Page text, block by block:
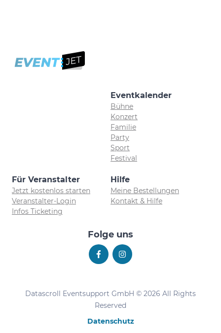
Eventkalender
Bühne
Konzert
Familie
Party
Sport
Festival
Für Veranstalter
Jetzt kostenlos starten
Veranstalter-Login
Infos Ticketing
Hilfe
Meine Bestellungen
Kontakt & Hilfe
Folge uns
Datascroll Eventsupport GmbH © 2026 All Rights
Reserved
Datenschutz